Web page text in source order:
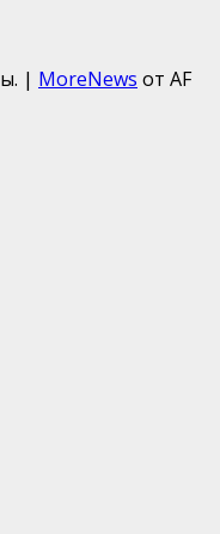
| MoreNews от AF